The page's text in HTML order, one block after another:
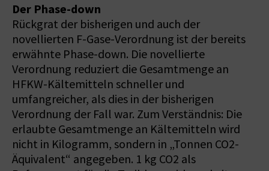
Der Phase-down
Rückgrat der bisherigen und auch der
novellierten F-Gase-Verordnung ist der bereits
erwähnte Phase-down. Die novellierte
Verordnung reduziert die Gesamtmenge an
HFKW-Kältemitteln schneller und
umfangreicher, als dies in der bisherigen
Verordnung der Fall war. Zum Verständnis: Die
erlaubte Gesamtmenge an Kältemitteln wird
nicht in Kilogramm, sondern in „Tonnen CO2-
Äquivalent“ angegeben. 1 kg CO2 als